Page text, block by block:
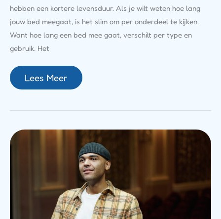
hebben een kortere levensduur. Als je wilt weten hoe lang
jouw bed meegaat, is het slim om per onderdeel te kijken.
Want hoe lang een bed mee gaat, verschilt per type en
gebruik. Het
Lees Meer
Zoon
Flodder